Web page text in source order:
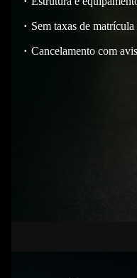
Sem taxas de
Cancelamento com